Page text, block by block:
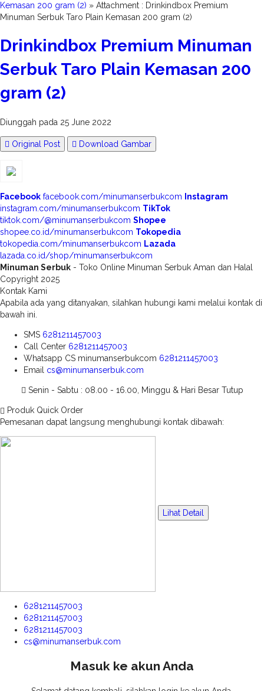
Kemasan 200 gram (2) » Attachment : Drinkindbox Premium
Minuman Serbuk Taro Plain Kemasan 200 gram (2)
Drinkindbox Premium Minuman
Serbuk Taro Plain Kemasan 200
gram (2)
Diunggah pada 25 June 2022
Original Post Download Gambar
Facebook facebook.com/minumanserbukcom Instagram
instagram.com/minumanserbukcom TikTok
tiktok.com/@minumanserbukcom Shopee
shopee.co.id/minumanserbukcom Tokopedia
tokopedia.com/minumanserbukcom Lazada
lazada.co.id/shop/minumanserbukcom
Minuman Serbuk - Toko Online Minuman Serbuk Aman dan Halal
Copyright 2025
Kontak Kami
Apabila ada yang ditanyakan, silahkan hubungi kami melalui kontak di
bawah ini.
SMS 6281211457003
Call Center 6281211457003
Whatsapp CS minumanserbukcom 6281211457003
Email cs@minumanserbuk.com
Senin - Sabtu : 08.00 - 16.00, Minggu & Hari Besar Tutup
Produk Quick Order
Pemesanan dapat langsung menghubungi kontak dibawah:
Lihat Detail
6281211457003
6281211457003
6281211457003
cs@minumanserbuk.com
Masuk ke akun Anda